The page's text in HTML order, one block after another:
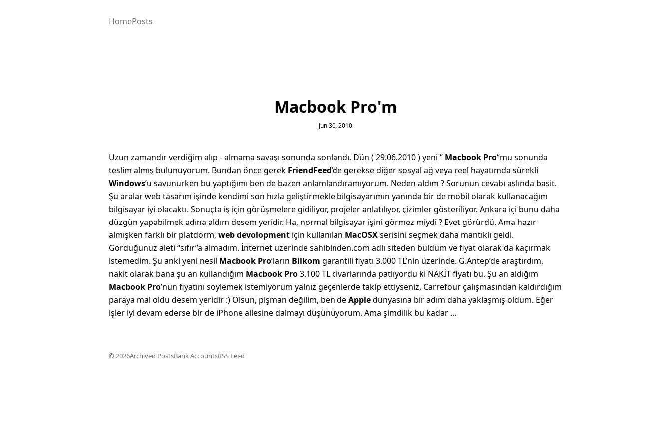
HomePosts
Macbook Pro'm
Jun 30, 2010
Uzun zamandır verdiğim alıp - almama savaşı sonunda sonlandı. Dün ( 29.06.2010 ) yeni “ Macbook Pro“mu sonunda
teslim almış bulunuyorum. Bundan önce gerek FriendFeed’de gerekse diğer sosyal ağ veya reel hayatımda sürekli
Windows’u savunurken bu yaptığımı ben de bazen anlamlandıramıyorum. Neden aldım ? Sorunun cevabı aslında basit.
Şu aralar web tasarım işinde kendimi son hızla geliştirmekle bilgisayarımın yanında bir de mobil olarak kullanacağım
bilgisayar iyi olacaktı. Sonuçta iş için görüşmelere gidiliyor, projeler anlatılıyor, çizimler gösteriliyor. Ankara içi bunu daha
düzgün yapabilmek adına aldım desem yeridir. Ha, normal bilgisayar işini görmez miydi ? Evet görürdü. Ama hazır
almışken farklı bir platdorm, web devolopment için kullanılan MacOSXserisini seçmek daha mantıklı geldi.
Gördüğünüz aleti “sıfır”a almadım. İnternet üzerinde sahibinden.com adlı siteden buldum ve fiyat olarak da kaçırmak
istemedim. Şu anki yeni nesil Macbook Pro’ların Bilkom garantili fiyatı 3.000 TL’nin üzerinde. G.Antep’de araştırdım,
nakit olarak bana şu an kullandığım Macbook Pro3.100 TL civarlarında patlıyordu ki NAKİT fiyatı bu. Şu an aldığım
Macbook Pro’nun fiyatını söylemek istemiyorum yalnız geçenlerde takip ettiyseniz, Carrefour çalışmasından kaldırdığım
paraya mal oldu desem yeridir :) Olsun, pişman değilim, ben deAppledünyasına bir adım daha yaklaşmış oldum. Eğer
işler iyi devam ederse bir de iPhone ailesine dalmayı düşünüyorum. Ama şimdilik bu kadar …
© 2026Archived PostsBank AccountsRSS Feed